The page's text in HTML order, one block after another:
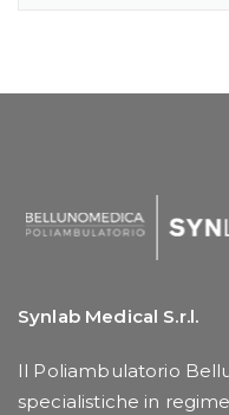
Synlab Medical S.r.l.
Il Poliambulatorio
specialistiche in